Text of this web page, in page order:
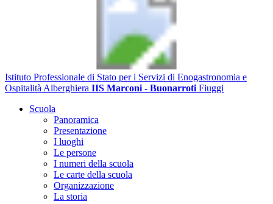
Istituto Professionale di Stato per i Servizi di Enogastronomia e
Ospitalità Alberghiera IIS Marconi - Buonarroti Fiuggi
Scuola
Panoramica
Presentazione
I luoghi
Le persone
I numeri della scuola
Le carte della scuola
Organizzazione
La storia